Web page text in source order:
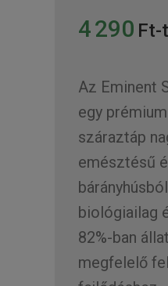
4 290 Ft-
Az Eminent
egy
száraztáp
emésztésű
biológiailag
82%-ban
megfelelő